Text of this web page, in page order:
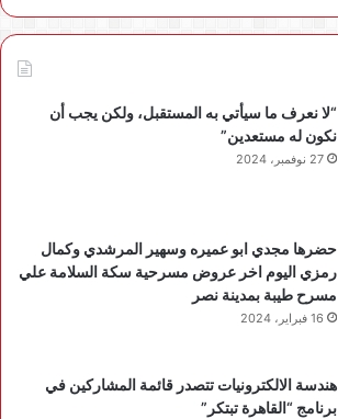
“لا نعرف ما سيأتي به المستقبل، ولكن يجب أن
نكون له مستعدين”
27 نوفمبر، 2024
حضرها مجدي ابو عميره وسهير المرشدي وكمال
رمزي اليوم اخر عروض مسرحية سكة السلامة علي
مسرح طيبة بمدينة نصر
16 فبراير، 2024
هندسة الالكترونيات تتصدر قائمة المشاركين في
برنامج “القاهرة تبتكر”